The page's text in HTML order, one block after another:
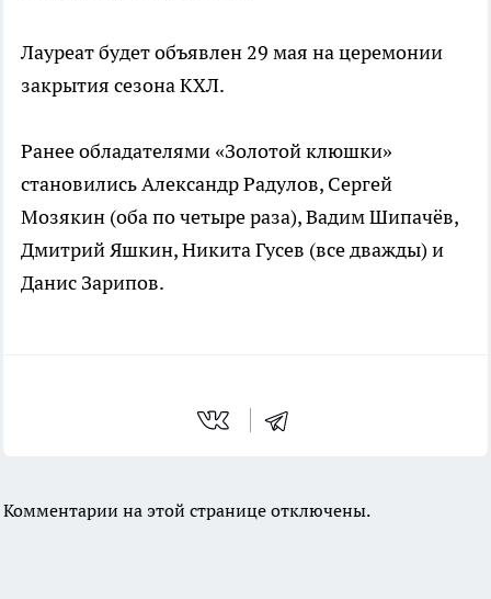
Лауреат будет объявлен 29 мая на церемонии
закрытия сезона КХЛ.
Ранее обладателями «Золотой клюшки»
становились Александр Радулов, Сергей
Мозякин (оба по четыре раза), Вадим Шипачёв,
Дмитрий Яшкин, Никита Гусев (все дважды) и
Данис Зарипов.
Комментарии на этой странице отключены.